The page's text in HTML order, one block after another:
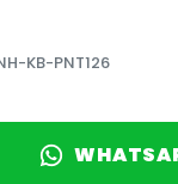
KB-PNT126